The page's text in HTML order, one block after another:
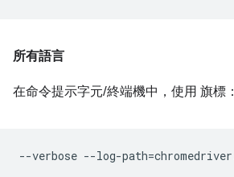
所有語言
在命令提示字元/終端機中，使用 旗標：